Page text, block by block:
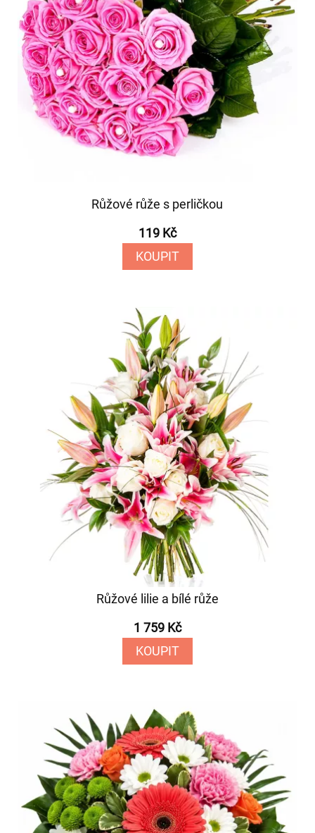
Růžové růže s perličkou
119 Kč
KOUPIT
Růžové lilie a bílé růže
1 759 Kč
KOUPIT